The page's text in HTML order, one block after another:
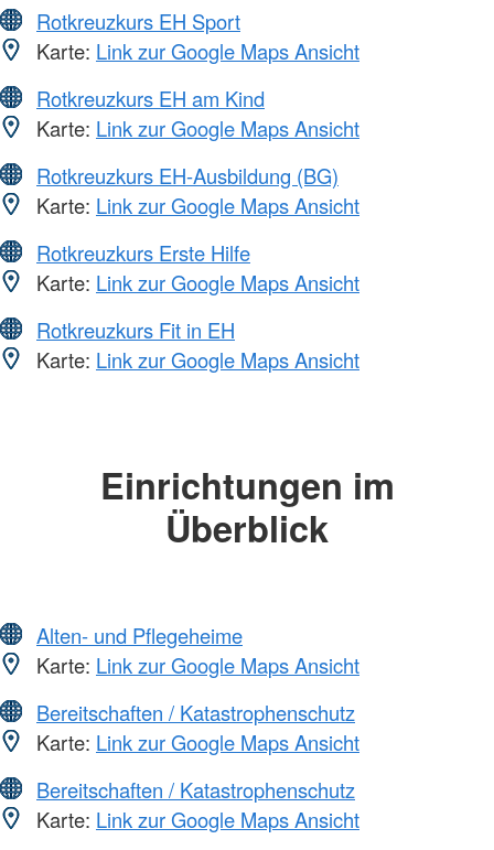
Rotkreuzkurs EH Sport
Karte: Link zur Google Maps Ansicht
Rotkreuzkurs EH am Kind
Karte: Link zur Google Maps Ansicht
Rotkreuzkurs EH-Ausbildung (BG)
Karte: Link zur Google Maps Ansicht
Rotkreuzkurs Erste Hilfe
Karte: Link zur Google Maps Ansicht
Rotkreuzkurs Fit in EH
Karte: Link zur Google Maps Ansicht
Einrichtungen im
Überblick
Alten- und Pflegeheime
Karte: Link zur Google Maps Ansicht
Bereitschaften / Katastrophenschutz
Karte: Link zur Google Maps Ansicht
Bereitschaften / Katastrophenschutz
Karte: Link zur Google Maps Ansicht